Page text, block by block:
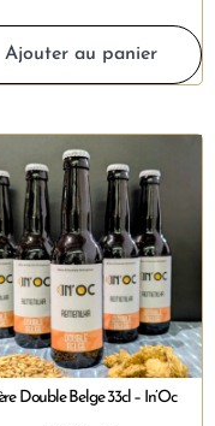
Ajouter au panier
Double Belge 33cl – In’Oc